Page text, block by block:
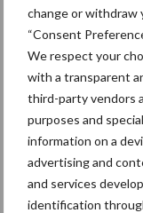
change or withdraw
“Consent
We respect your
with a transparent
third-party vendors
purposes and
information on a
advertising and
and services
identification